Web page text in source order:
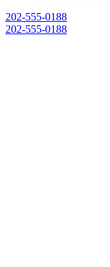
202-555-0188
202-555-0188